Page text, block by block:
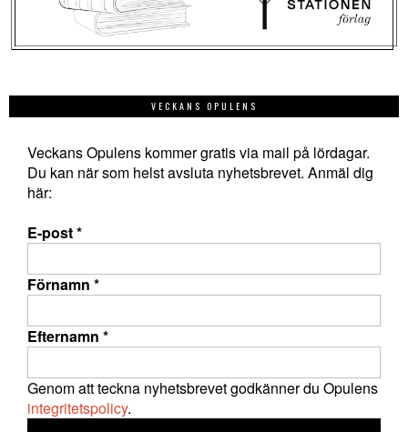
VECKANS OPULENS
Veckans Opulens kommer gratis via mail på lördagar.
Du kan när som helst avsluta nyhetsbrevet. Anmäl dig
här:
E-post*
Förnamn *
Efternamn *
Genom att teckna nyhetsbrevet godkänner du Opulens
integritetspolicy.